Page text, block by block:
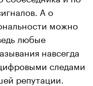
А о
можно
любые
навсегда
следами
репутации.